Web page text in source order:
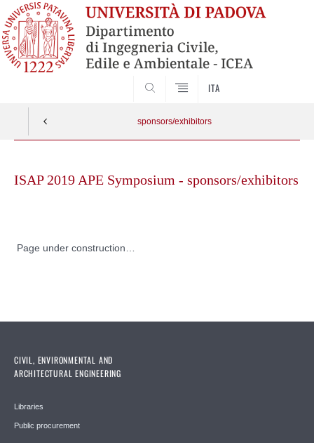
ITA
sponsors/exhibitors
contentISAP 2019 APE Symposium - sponsors/exhibitors
Page under construction…
CIVIL, ENVIRONMENTAL AND
ARCHITECTURAL ENGINEERING
Libraries
Public procurement